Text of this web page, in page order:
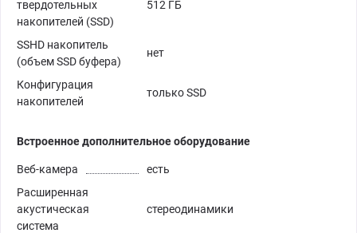
твердотельных
накопителей (SSD)
512 ГБ
SSHD накопитель
(объем SSD буфера)
нет
Конфигурация
накопителей
только SSD
Встроенное дополнительное оборудование
Веб-камера
есть
Расширенная
акустическая
система
стереодинамики